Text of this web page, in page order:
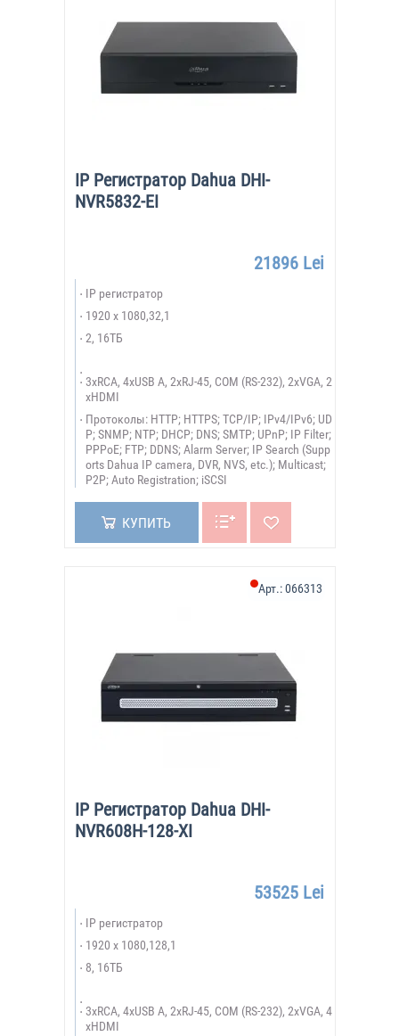
IP Регистратор Dahua DHI-
NVR5832-EI
21896 Lei
IP регистратор
1920 х 1080,32,1
2, 16ТБ
3xRCA, 4xUSB A, 2xRJ-45, COM (RS-232), 2xVGA, 2
xHDMI
Протоколы: HTTP; HTTPS; TCP/IP; IPv4/IPv6; UD
P; SNMP; NTP; DHCP; DNS; SMTP; UPnP; IP Filter;
PPPoE; FTP; DDNS; Alarm Server; IP Search (Supp
orts Dahua IP camera, DVR, NVS, etc.); Multicast;
P2P; Auto Registration; iSCSI
КУПИТЬ
IP Регистратор Dahua DHI-
NVR608H-128-XI
Арт.:066313
53525 Lei
IP регистратор
1920 х 1080,128,1
8, 16ТБ
3xRCA, 4xUSB A, 2xRJ-45, COM (RS-232), 2xVGA, 4
xHDMI